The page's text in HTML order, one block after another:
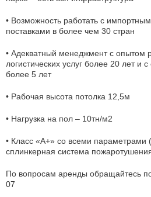
• Возможность работать с
поставками в более чем 30 стран
• Адекватный менеджмент с опытом
логистических услуг более 20 лет и
более 5 лет
• Рабочая высота потолка 12,5м
• Нагрузка на пол – 10тн/м2
• Класс «А+» со всеми параметрами
сплинкерная система
По вопросам аренды обращайтесь
07